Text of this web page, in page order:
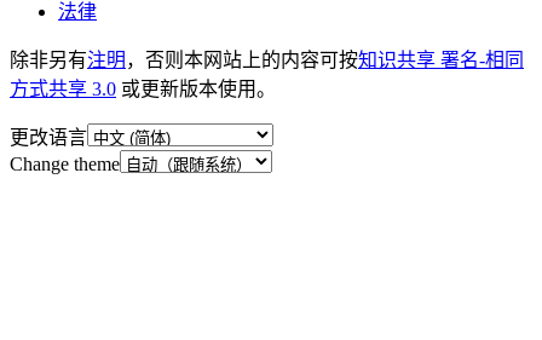
法律
除非另有注明 ，否则本网站上的内容可按知识共享 署名-相同
方式共享 3.0 或更新版本使用。
更改语言
Change theme